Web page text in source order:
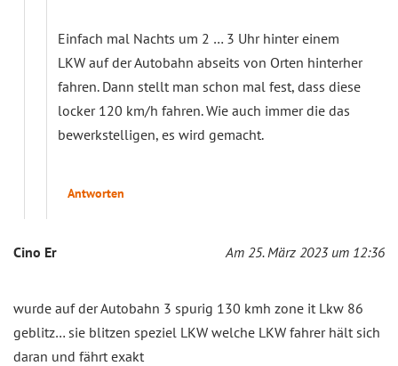
Einfach mal Nachts um 2 … 3 Uhr hinter einem
LKW auf der Autobahn abseits von Orten hinterher
fahren. Dann stellt man schon mal fest, dass diese
locker 120 km/h fahren. Wie auch immer die das
bewerkstelligen, es wird gemacht.
Antworten
Cino Er Am 25. März 2023 um 12:36
wurde auf der Autobahn 3 spurig 130 kmh zone it Lkw 86
geblitz… sie blitzen speziel LKW welche LKW fahrer hält sich
daran und fährt exakt